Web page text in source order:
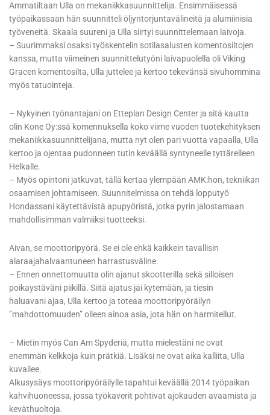
Ammatiltaan Ulla on mekaniikkasuunnittelija. Ensimmäisessä
työpaikassaan hän suunnitteli öljyntorjuntavälineitä ja alumiinisia
työveneitä. Skaala suureni ja Ulla siirtyi suunnittelemaan laivoja.
– Suurimmaksi osaksi työskentelin sotilasalusten komentosiltojen
kanssa, mutta viimeinen suunnittelutyöni laivapuolella oli Viking
Gracen komentosilta, Ulla juttelee ja kertoo tekevänsä sivuhommina
myös tatuointeja.
– Nykyinen työnantajani on Etteplan Design Center ja sitä kautta
olin Kone Oy:ssä komennuksella koko viime vuoden tuotekehityksen
mekaniikkasuunnittelijana, mutta nyt olen pari vuotta vapaalla, Ulla
kertoo ja ojentaa pudonneen tutin keväällä syntyneelle tyttärelleen
Helkalle.
– Myös opintoni jatkuvat, tällä kertaa ylempään AMK:hon, tekniikan
osaamisen johtamiseen. Suunnitelmissa on tehdä lopputyö
Hondassani käytettävistä apupyöristä, jotka pyrin jalostamaan
mahdollisimman valmiiksi tuotteeksi.
Aivan, se moottoripyörä. Se ei ole ehkä kaikkein tavallisin
alaraajahalvaantuneen harrastusväline.
– Ennen onnettomuutta olin ajanut skootterilla sekä silloisen
poikaystäväni piikillä. Siitä ajatus jäi kytemään, ja tiesin
haluavani ajaa, Ulla kertoo ja toteaa moottoripyöräilyn
”mahdottomuuden” olleen ainoa asia, jota hän on harmitellut.
– Mietin myös Can Am Spyderiä, mutta mielestäni ne ovat
enemmän kelkkoja kuin prätkiä. Lisäksi ne ovat aika kalliita, Ulla
kuvailee.
Alkusysäys moottoripyöräilylle tapahtui keväällä 2014 työpaikan
kahvihuoneessa, jossa työkaverit pohtivat ajokauden avaamista ja
keväthuoltoja.